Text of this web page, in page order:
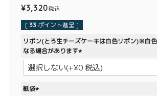
TOP
お問い
商品
メンバー特典
ご利用ガイド
¥3,320税込
[33 ポイント進呈 ]
リボン(とろ生チーズケーキは白色リボン)※白
なる場合があります
(
必
紙袋